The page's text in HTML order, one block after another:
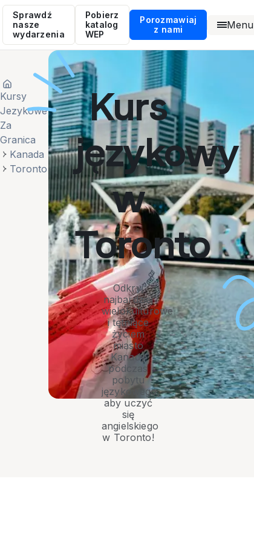
Sprawdź
nasze
wydarzenia
Pobierz
katalog
WEP
Porozmawiaj
z nami
Menu
Kursy
Jezykowe
Za
Granica
Kanada
Toronto
Kurs
językowy
w
Toronto
Odkryj
najbardziej
wielokulturowe
i tętniące
życiem
miasto
Kanady
podczas
pobytu
językowego,
aby uczyć
się
angielskiego
w Toronto!